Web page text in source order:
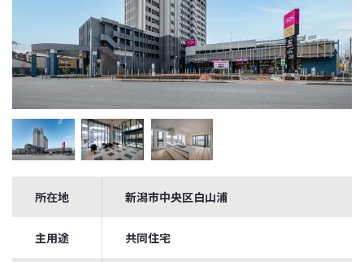
所在地 新潟市中央区白山浦
主用途 共同住宅